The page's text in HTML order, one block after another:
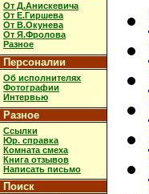
От Д.Анискевича
От Е.Гиршева
От В.Окунева
От Я.Фролова
Разное
Персоналии
Об исполнителях
Фотографии
Интервью
Разное
Ссылки
Юр. справка
Комната смеха
Книга отзывов
Написать письмо
Поиск